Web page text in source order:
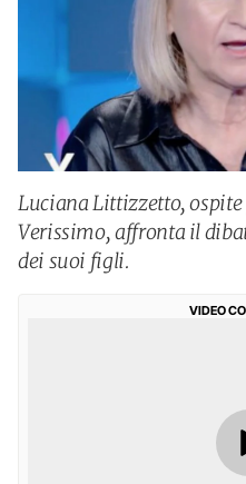
Luciana Littizzetto,
Verissimo, affronta il
dei suoi figli.
VIDEO